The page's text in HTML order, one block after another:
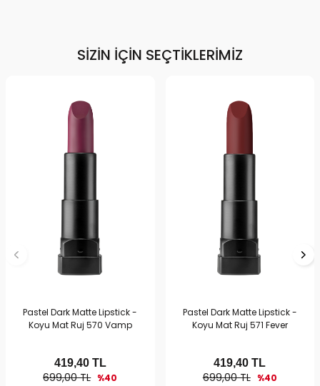
SIZIN İÇIN SEÇTIKLERIMIZ
Pastel Dark Matte Lipstick -
Koyu Mat Ruj 570 Vamp
699,00 TL %40
419,40TL
Pastel Dark Matte Lipstick -
Koyu Mat Ruj 571 Fever
699,00 TL %40
419,40 TL